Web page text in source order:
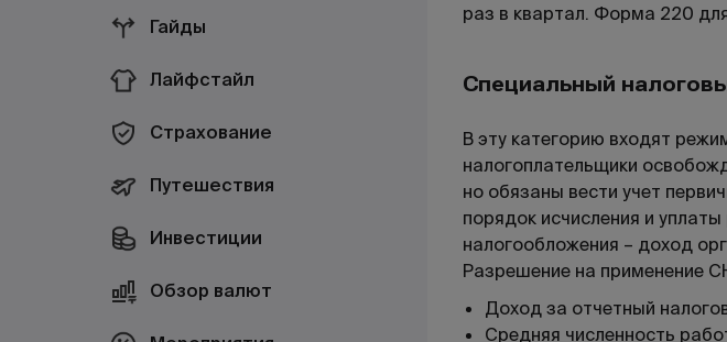
Гайды
Лайфстайл
Страхование
Путешествия
Инвестиции
Обзор валют
раз в квартал. Форма 220
Специальный
В эту категорию входят
налогоплательщики
но обязаны вести учет
порядок исчисления и
налогообложения – доход
Разрешение на применение
Доход за отчетный
Средняя численность